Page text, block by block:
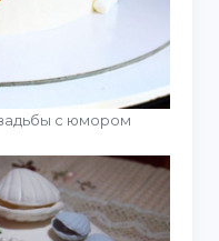
с юмором